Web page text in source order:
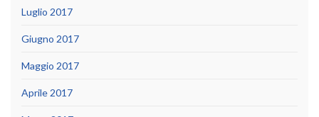
Luglio 2017
Giugno 2017
Maggio 2017
Aprile 2017